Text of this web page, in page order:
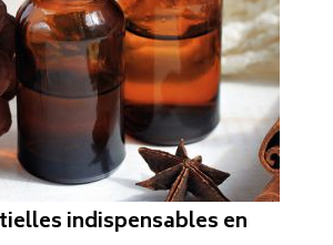
indispensables en